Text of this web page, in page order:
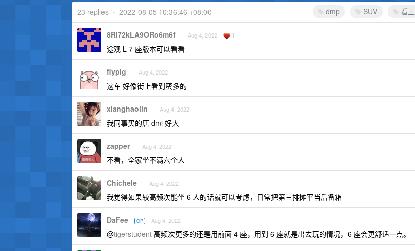
dmp SUV 看上
23 replies • 2022-08-05 10:36:46 +08:00
8Ri72kLA9ORo6m6f Aug 4, 2022 1
途观 L 7 座版本可以看看
fiypig Aug 4, 2022
这车 好像街上看到蛮多的
xianghaolin Aug 4, 2022
我同事买的唐 dmi 好大
zapper Aug 4, 2022
不看，全家坐不满六个人
Chichele Aug 4, 2022
我觉得如果较高频次能坐 6 人的话就可以考虑，日常把第三排摊平当后备箱
DaFee OP Aug 4, 2022
@tigerstudent 高频次更多的还是用前面 4 座，用到 6 座就是出去玩的情况，6 座会更舒适一点。